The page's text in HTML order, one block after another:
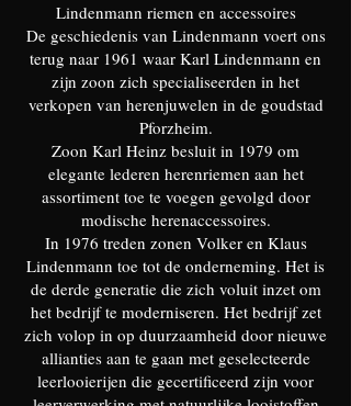
Lindenmann riemen en accessoires
De geschiedenis van Lindenmann voert ons
terug naar 1961 waar Karl Lindenmann en
zijn zoon zich specialiseerden in het
verkopen van herenjuwelen in de goudstad
Pforzheim.
Zoon Karl Heinz besluit in 1979 om
elegante lederen herenriemen aan het
assortiment toe te voegen gevolgd door
modische herenaccessoires.
In 1976 treden zonen Volker en Klaus
Lindenmann toe tot de onderneming. Het is
de derde generatie die zich voluit inzet om
het bedrijf te moderniseren. Het bedrijf zet
zich volop in op duurzaamheid door nieuwe
allianties aan te gaan met geselecteerde
leerlooierijen die gecertificeerd zijn voor